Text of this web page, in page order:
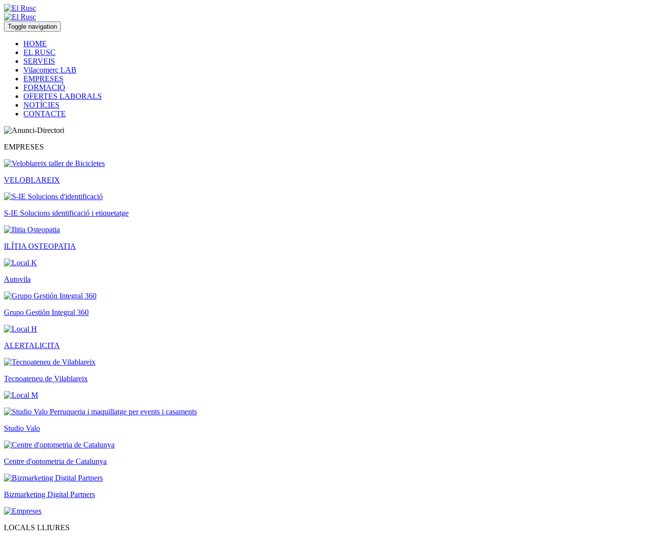
Toggle navigation
HOME
EL RUSC
SERVEIS
Vilacomerç LAB
EMPRESES
FORMACIÓ
OFERTES LABORALS
NOTÍCIES
CONTACTE
EMPRESES
VELOBLAREIX
S-IE Solucions identificació i etiquetatge
ILÍTIA OSTEOPATIA
Autovila
Grupo Gestión Integral 360
ALERTALICITA
Tecnoateneu de Vilablareix
Studio Valo
Centre d'optometria de Catalunya
Bizmarketing Digital Partners
LOCALS LLIURES